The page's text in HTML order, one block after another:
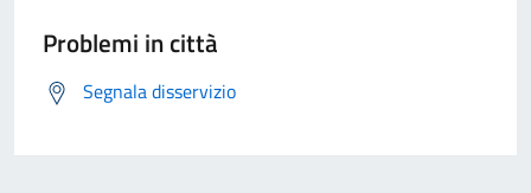
Problemi in città
Segnala disservizio